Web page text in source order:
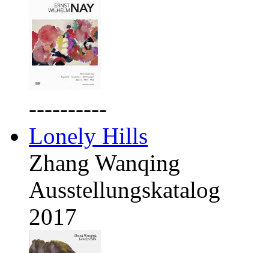
----------
Lonely Hills
Zhang Wanqing
Ausstellungskatalog
2017